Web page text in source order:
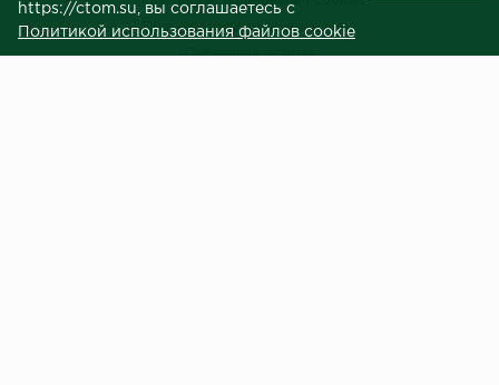
Пользовательское соглашение
Публичная оферта
https://ctom.su, вы соглашаетесь с
Политикой использования файлов cookie